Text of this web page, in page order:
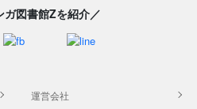
ガ図書館Zを紹介／
運営会社